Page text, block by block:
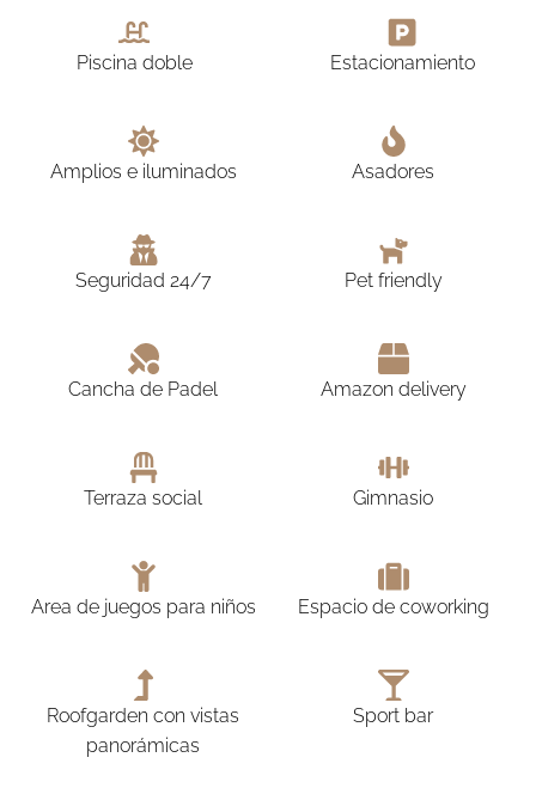
Piscina doble Estacionamiento
Amplios e iluminados Asadores
Seguridad 24/7 Pet friendly
Cancha de Padel Amazon delivery
Terraza social Gimnasio
Area de juegos para niños Espacio de coworking
Roofgarden con vistas
panorámicas
Sport bar